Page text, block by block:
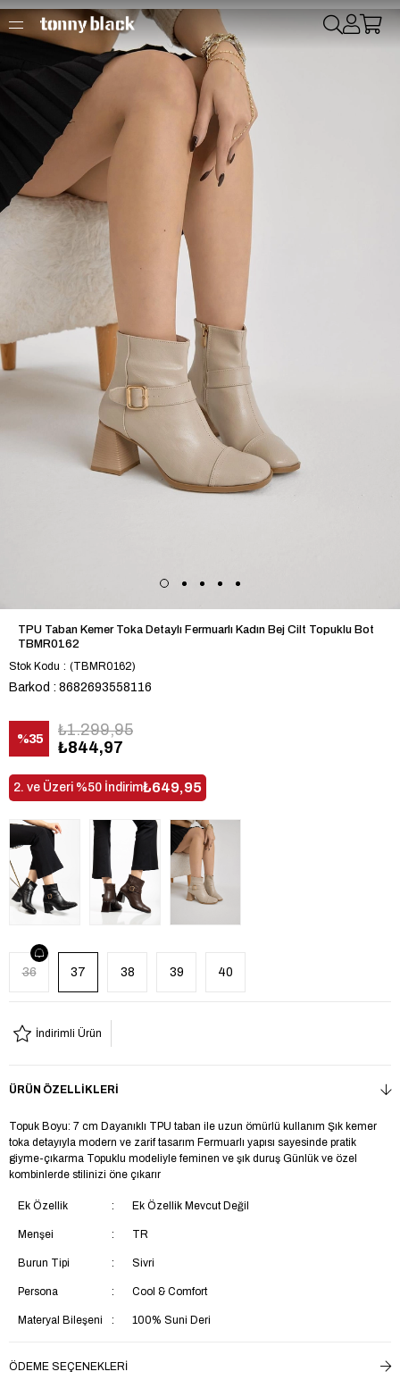
TPU Taban Kemer Toka Detaylı Fermuarlı Kadın Bej Cilt Topuklu Bot
TBMR0162
Stok Kodu
(TBMR0162)
Barkod : 8682693558116
%35
İndirim
₺1.299,95
₺844,97
2. ve Üzeri %50 İndirim₺649,95
36 37 38 39 40
İndirimli Ürün
ÜRÜN ÖZELLIKLERI
Topuk Boyu: 7 cm Dayanıklı TPU taban ile uzun ömürlü kullanım Şık kemer
toka detayıyla modern ve zarif tasarım Fermuarlı yapısı sayesinde pratik
giyme-çıkarma Topuklu modeliyle feminen ve şık duruş Günlük ve özel
kombinlerde stilinizi öne çıkarır
Ek Özellik Ek Özellik Mevcut Değil
Menşei TR
Burun Tipi Sivri
Persona Cool & Comfort
Materyal Bileşeni 100% Suni Deri
ÖDEME SEÇENEKLERI